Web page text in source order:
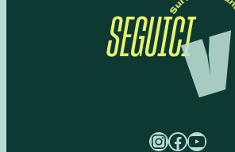
SEGUICI
InstagramFacebook YouTube